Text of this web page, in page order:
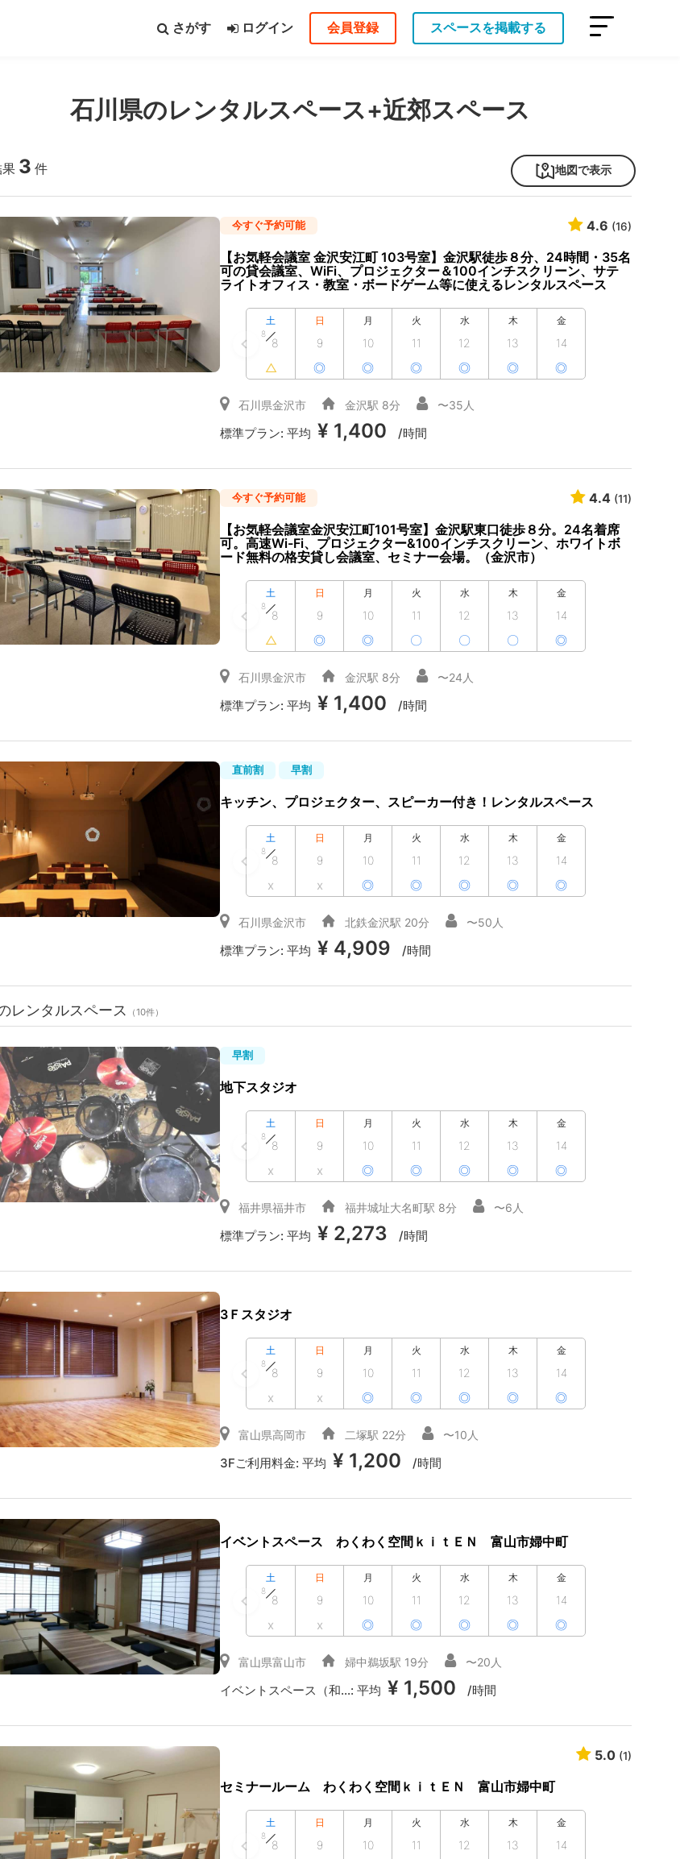
さがす ログイン 会員登録 スペースを掲載する
シー 利用規約 特定商取引法
石川県のレンタルスペース+近郊スペース
3 件 地図で表示
今すぐ予約可能 4.6 (16)
【お気軽会議室 金沢安江町 103号室】金沢駅徒歩８分、24時間・35名
可の貸会議室、WiFi、プロジェクター＆100インチスクリーン、サテ
ライトオフィス・教室・ボードゲーム等に使えるレンタルスペース
土
8
8
△
日
9
◎
月
10
◎
火
11
◎
水
12
◎
木
13
◎
金
14
◎
石川県金沢市 金沢駅 8分 〜35人
標準プラン:平均 ¥ 1,400 /時間
今すぐ予約可能 4.4 (11)
【お気軽会議室金沢安江町101号室】金沢駅東口徒歩８分。24名着席
可。高速Wi-Fi、プロジェクター&100インチスクリーン、ホワイトボ
ード無料の格安貸し会議室、セミナー会場。（金沢市）
土
8
8
△
日
9
◎
月
10
◎
火
11
〇
水
12
〇
木
13
〇
金
14
◎
石川県金沢市 金沢駅 8分 〜24人
標準プラン:平均 ¥ 1,400 /時間
直前割 早割
キッチン、プロジェクター、スピーカー付き！レンタルスペース
土
8
8
x
日
9
x
月
10
◎
火
11
◎
水
12
◎
木
13
◎
金
14
◎
石川県金沢市 北鉄金沢駅 20分 〜50人
標準プラン:平均 ¥ 4,909 /時間
レンタルスペース （10件）
早割
地下スタジオ
土
8
8
x
日
9
x
月
10
◎
火
11
◎
水
12
◎
木
13
◎
金
14
◎
福井県福井市 福井城址大名町駅 8分 〜6人
標準プラン:平均 ¥ 2,273 /時間
3Ｆスタジオ
土
8
8
x
日
9
x
月
10
◎
火
11
◎
水
12
◎
木
13
◎
金
14
◎
富山県高岡市 二塚駅 22分 〜10人
3Fご利用料金:平均 ¥ 1,200 /時間
イベントスペース わくわく空間ｋｉｔＥＮ 富山市婦中町
土
8
8
x
日
9
x
月
10
◎
火
11
◎
水
12
◎
木
13
◎
金
14
◎
富山県富山市 婦中鵜坂駅 19分 〜20人
イベントスペース（和...:平均 ¥ 1,500 /時間
5.0 (1)
セミナールーム わくわく空間ｋｉｔＥＮ 富山市婦中町
土
8
8
日
9
月
10
火
11
水
12
木
13
金
14